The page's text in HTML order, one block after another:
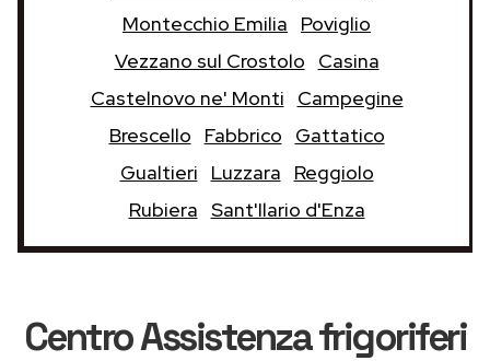
Montecchio Emilia
Poviglio
Vezzano sul Crostolo
Casina
Castelnovo ne' Monti
Campegine
Brescello
Fabbrico
Gattatico
Gualtieri
Luzzara
Reggiolo
Rubiera Sant'Ilario d'Enza
Centro Assistenza frigoriferi